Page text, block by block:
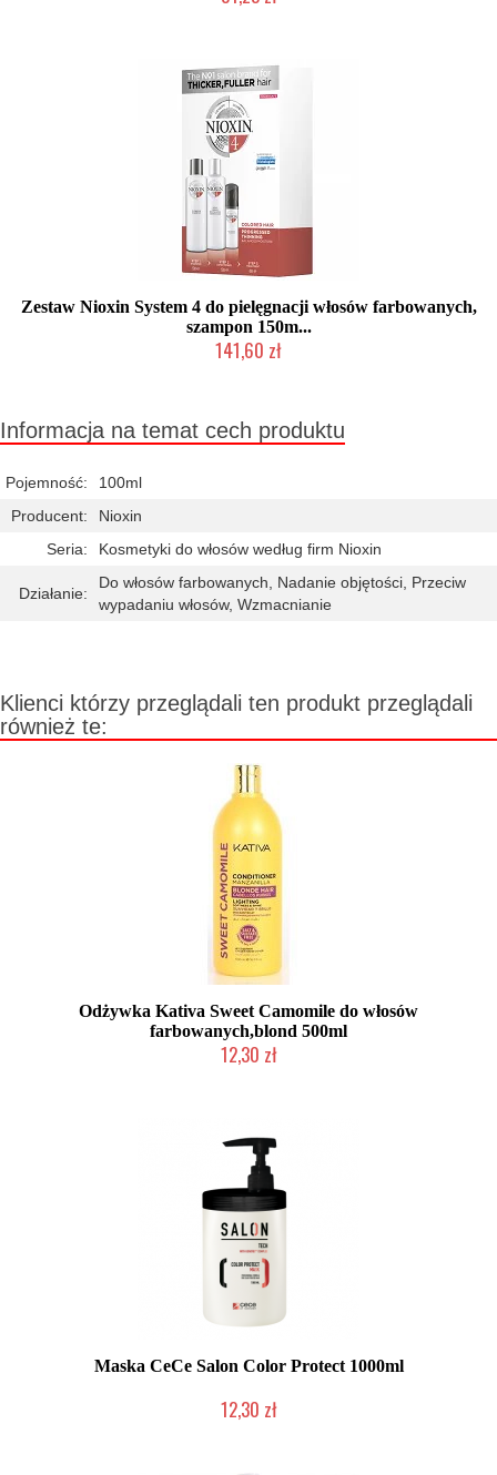
Zestaw Nioxin System 4 do pielęgnacji włosów farbowanych,
szampon 150m...
141,60 zł
Informacja na temat cech produktu
Pojemność:
100ml
Producent:
Nioxin
Seria:
Kosmetyki do włosów według firm Nioxin
Działanie:
Do włosów farbowanych, Nadanie objętości, Przeciw
wypadaniu włosów, Wzmacnianie
Klienci którzy przeglądali ten produkt przeglądali
również te:
Odżywka Kativa Sweet Camomile do włosów
farbowanych,blond 500ml
12,30 zł
Maska CeCe Salon Color Protect 1000ml
12,30 zł